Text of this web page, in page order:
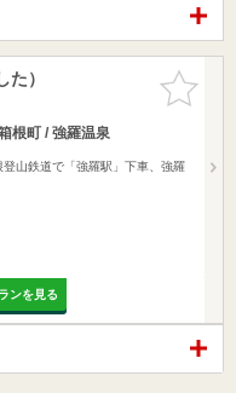
お気に入
りに追加
）
根町 / 強羅温泉
登山鉄道で「強羅駅」下車、強羅
ンを見る